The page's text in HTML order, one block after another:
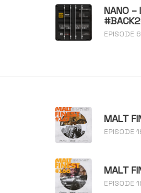
NANO –
EPISODE
MALT
EPISODE
MALT
EPISODE